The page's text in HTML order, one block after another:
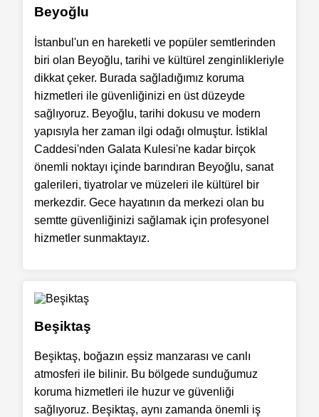
Beyoğlu
İstanbul'un en hareketli ve popüler semtlerinden
biri olan Beyoğlu, tarihi ve kültürel zenginlikleriyle
dikkat çeker. Burada sağladığımız koruma
hizmetleri ile güvenliğinizi en üst düzeyde
sağlıyoruz. Beyoğlu, tarihi dokusu ve modern
yapısıyla her zaman ilgi odağı olmuştur. İstiklal
Caddesi'nden Galata Kulesi'ne kadar birçok
önemli noktayı içinde barındıran Beyoğlu, sanat
galerileri, tiyatrolar ve müzeleri ile kültürel bir
merkezdir. Gece hayatının da merkezi olan bu
semtte güvenliğinizi sağlamak için profesyonel
hizmetler sunmaktayız.
Beşiktaş
Beşiktaş, boğazın eşsiz manzarası ve canlı
atmosferi ile bilinir. Bu bölgede sunduğumuz
koruma hizmetleri ile huzur ve güvenliği
sağlıyoruz. Beşiktaş, aynı zamanda önemli iş